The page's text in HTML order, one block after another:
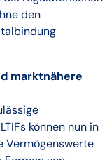
den
marktnähere
können nun in
Vermögenswerte